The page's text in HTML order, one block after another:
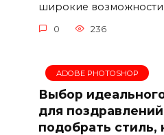
широкие возможности
0 236
ADOBE PHOTOSHOP
Выбор
для
подобрать стиль,